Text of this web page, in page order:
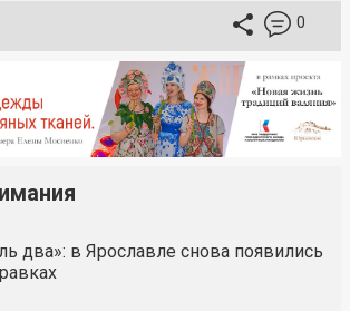
0
два»: в Ярославле снова появились